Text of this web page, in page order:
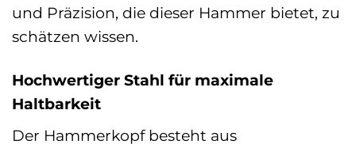
und Präzision, die dieser Hammer bietet, zu
schätzen wissen.
Hochwertiger Stahl für maximale
Haltbarkeit
Der Hammerkopf besteht aus